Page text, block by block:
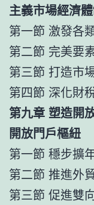
主義市場經濟
第一節 激發各
第二節 完美要
第三節 打造市
第四節 深化財
第九章 塑造開
開放門戶樞紐
第一節 穩步擴
第二節 推進外
第三節 促進雙